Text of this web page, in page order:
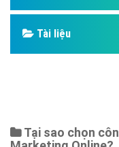
Tài liệu